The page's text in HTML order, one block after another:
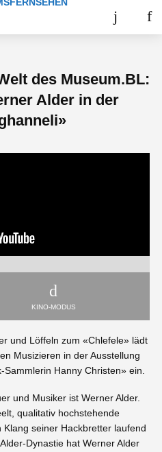
des Museum.BL:
Alder in der
KINO-MODUS
und Löffeln zum «Chlefele» lädt
Musizieren in der Ausstellung
Hanny Christen» ein.
und Musiker ist Werner Alder.
qualitativ hochstehende
seiner Hackbretter laufend
Dynastie hat Werner Alder